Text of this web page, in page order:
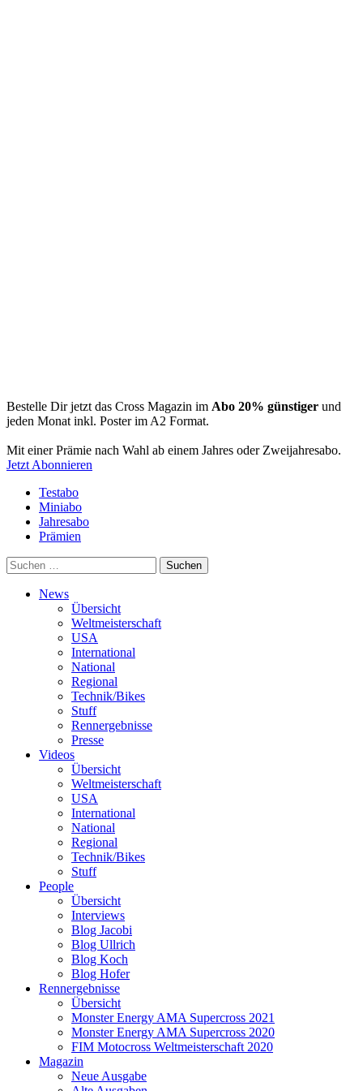
Bestelle Dir jetzt das Cross Magazin im Abo 20% günstiger und
jeden Monat inkl. Poster im A2 Format.
Mit einer Prämie nach Wahl ab einem Jahres oder Zweijahresabo.
Jetzt Abonnieren
Testabo
Miniabo
Jahresabo
Prämien
Suchen
nach:
News
Übersicht
Weltmeisterschaft
USA
International
National
Regional
Technik/Bikes
Stuff
Rennergebnisse
Presse
Videos
Übersicht
Weltmeisterschaft
USA
International
National
Regional
Technik/Bikes
Stuff
People
Übersicht
Interviews
Blog Jacobi
Blog Ullrich
Blog Koch
Blog Hofer
Rennergebnisse
Übersicht
Monster Energy AMA Supercross 2021
Monster Energy AMA Supercross 2020
FIM Motocross Weltmeisterschaft 2020
Magazin
Neue Ausgabe